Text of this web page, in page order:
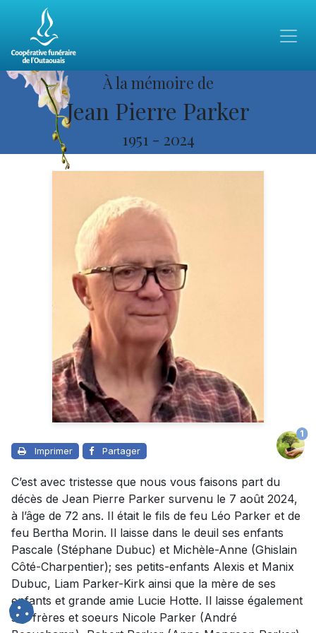
À la mémoire de
Jean Pierre Parker
1951 - 2024
Imprimer Partager
1
C’est avec tristesse que nous vous faisons part du
décès de Jean Pierre Parker survenu le 7 août 2024,
à l’âge de 72 ans. Il était le fils de feu Léo Parker et de
feu Bertha Morin. Il laisse dans le deuil ses enfants
Pascale (Stéphane Dubuc) et Michèle-Anne (Ghislain
Côté-Charpentier); ses petits-enfants Alexis et Manix
Dubuc, Liam Parker-Kirk ainsi que la mère de ses
enfants et grande amie Lucie Hotte. Il laisse également
ses frères et soeurs Nicole Parker (André